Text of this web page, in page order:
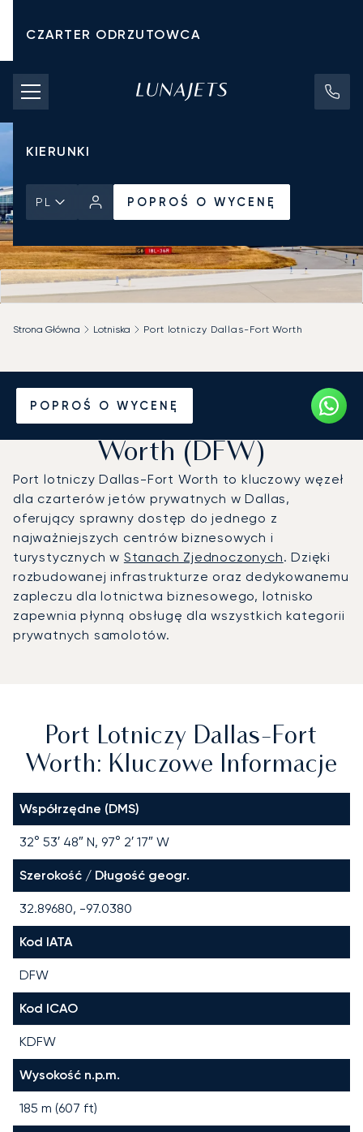
CZARTER ODRZUTOWCA
KOSZTY CZARTERU
PRYWATNE ODRZUTOWCE
KIERUNKI
PL POPROŚ O WYCENĘ
POPROŚ O WYCENĘ
Strona Główna Lotniska Port lotniczy Dallas-Fort Worth
Prywatny odrzutowiec na
Port lotniczy Dallas-Fort
Worth (DFW)
Port lotniczy Dallas-Fort Worth to kluczowy węzeł
dla czarterów jetów prywatnych w Dallas,
oferujący sprawny dostęp do jednego z
najważniejszych centrów biznesowych i
turystycznych w Stanach Zjednoczonych. Dzięki
rozbudowanej infrastrukturze oraz dedykowanemu
zapleczu dla lotnictwa biznesowego, lotnisko
zapewnia płynną obsługę dla wszystkich kategorii
prywatnych samolotów.
Port Lotniczy Dallas-Fort
Worth: Kluczowe Informacje
Współrzędne (DMS)
32° 53′ 48″ N, 97° 2′ 17″ W
Szerokość / Długość geogr.
32.89680, -97.0380
Kod IATA
DFW
Kod ICAO
KDFW
Wysokość n.p.m.
185 m (607 ft)